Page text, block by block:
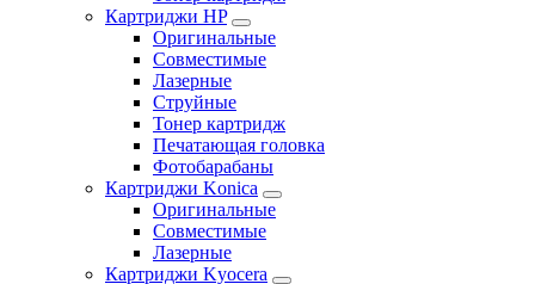
Картриджи HP
Оригинальные
Совместимые
Лазерные
Струйные
Тонер картридж
Печатающая головка
Фотобарабаны
Картриджи Konica
Оригинальные
Совместимые
Лазерные
Картриджи Kyocera